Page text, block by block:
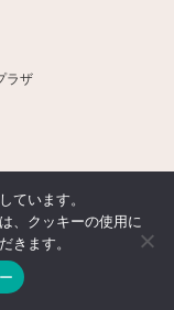
ラザ
観光公社
ています。
、クッキーの使用に
きます。